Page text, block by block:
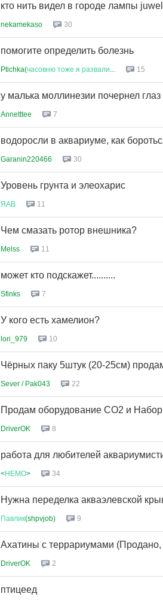
кто нить видел в городе лампы juwel
nekamekaso 30
помогите определить болезнь
Ptichka(часовню тоже я развали 15
у малька моллинезии почернел
Annetttee 7
водоросли в аквариуме, как
Garanin220466 30
Уровень грунта и элеохарис
ЯАВ 11
Чем смазать ротор внешника?
Melss 11
может кто подскажет..........
Sfinks 7
У кого есть хамелион?
lori_979 10
Чёрных паку 5штук (20-25см)
Sever / Pak043 22
Продам оборудование СО2 и
DriverOK 8
работа для любителей
<НЕМО> 34
Нужна переделка акваэлевской
Павлик(shpvjob) 9
Ахатины с террариумами
DriverOK 2
птицеед